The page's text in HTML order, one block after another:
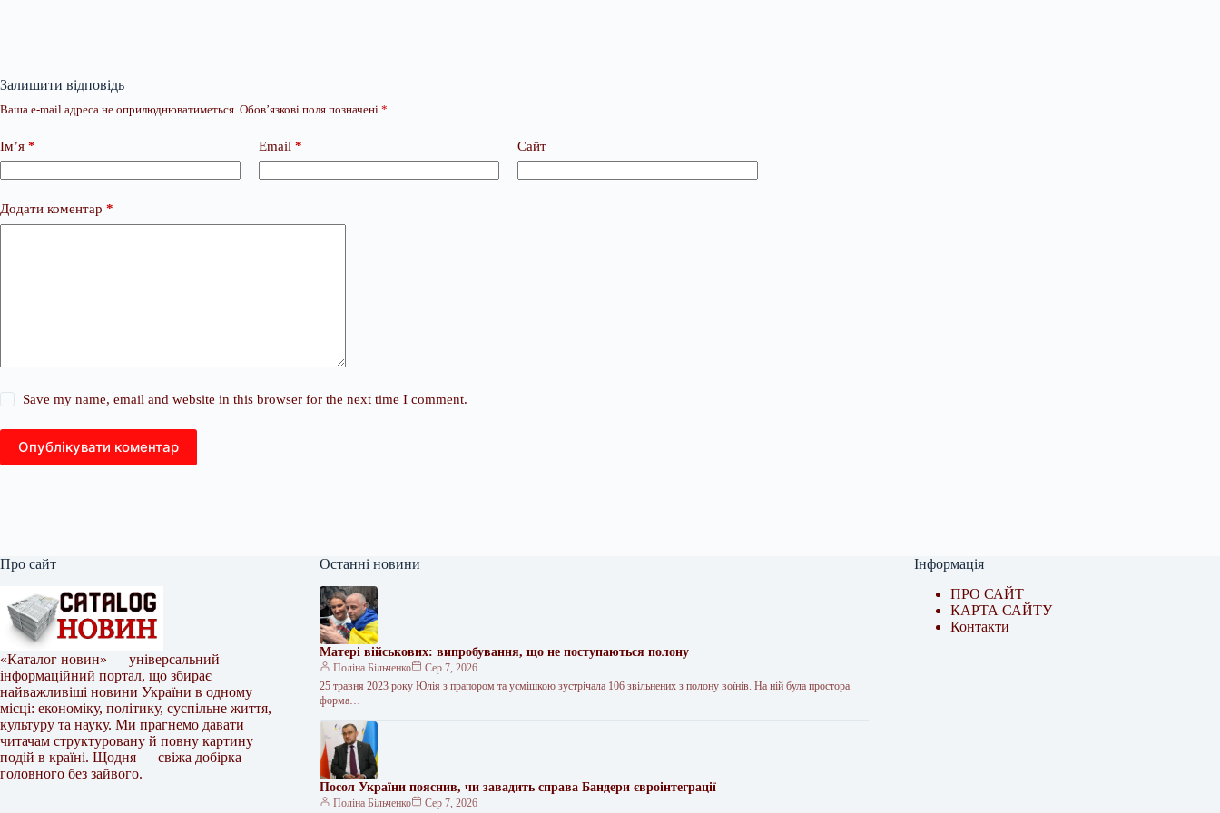
Залишити відповідь
Ваша e-mail адреса не оприлюднюватиметься. Обов’язкові поля позначені *
Ім’я * Email * Сайт
Додати коментар *
Save my name, email and website in this browser for the next time I comment.
Опублікувати коментар
Про сайт
«Каталог новин» — універсальний
інформаційний портал, що збирає
найважливіші новини України в одному
місці: економіку, політику, суспільне життя,
культуру та науку. Ми прагнемо давати
читачам структуровану й повну картину
подій в країні. Щодня — свіжа добірка
головного без зайвого.
Останні новини
Матері військових: випробування, що не поступаються полону
Поліна Більченко
Сер 7, 2026
25 травня 2023 року Юлія з прапором та усмішкою зустрічала 106 звільнених з полону воїнів. На ній була простора
форма…
Посол України пояснив, чи завадить справа Бандери євроінтеграції
Поліна Більченко Сер 7, 2026
Інформація
ПРО САЙТ
КАРТА САЙТУ
Контакти